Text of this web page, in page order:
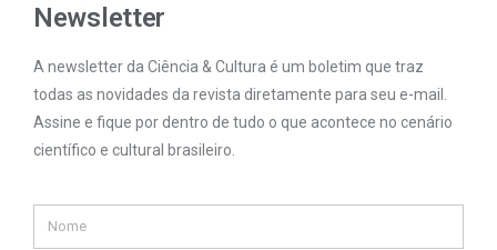
Newsletter
A newsletter da Ciência & Cultura é um boletim que traz
todas as novidades da revista diretamente para seu e-mail.
Assine e fique por dentro de tudo o que acontece no cenário
científico e cultural brasileiro.